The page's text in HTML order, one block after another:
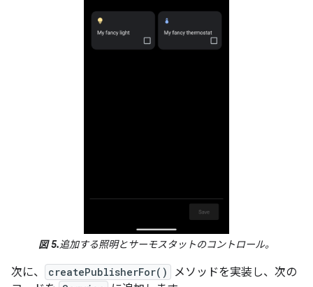
図 5.追加する照明とサーモスタットのコントロール。
次に、 createPublisherFor()
メソッドを実装し、次の